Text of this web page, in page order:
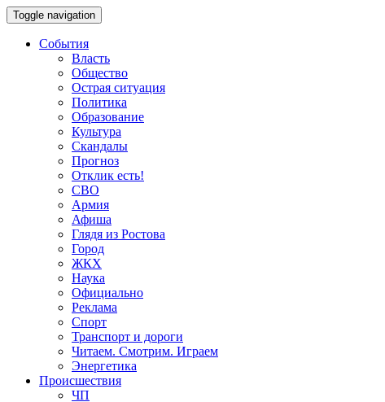
Toggle navigation
События
Власть
Общество
Острая ситуация
Политика
Образование
Культура
Скандалы
Прогноз
Отклик есть!
СВО
Армия
Афиша
Глядя из Ростова
Город
ЖКХ
Наука
Официально
Реклама
Спорт
Транспорт и дороги
Читаем. Смотрим. Играем
Энергетика
Происшествия
ЧП